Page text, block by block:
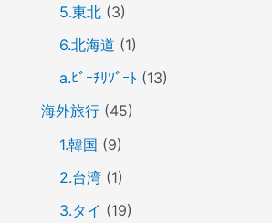
5.東北(3)
6.北海道 (1)
a.ﾋﾞｰﾁﾘｿﾞｰﾄ (13)
海外旅行(45)
1.韓国 (9)
2.台湾(1)
3.タイ (19)